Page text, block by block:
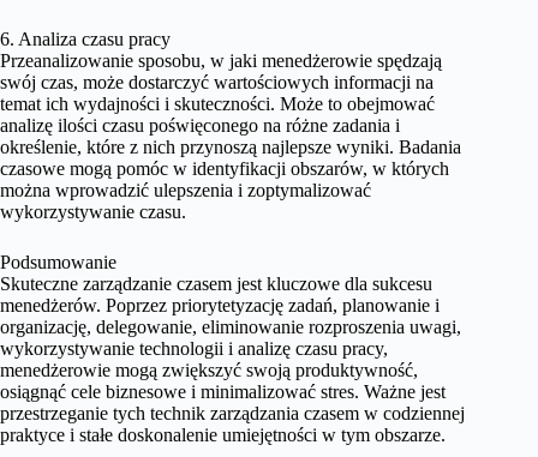
6. Analiza czasu pracy
Przeanalizowanie sposobu, w jaki menedżerowie spędzają
swój czas, może dostarczyć wartościowych informacji na
temat ich wydajności i skuteczności. Może to obejmować
analizę ilości czasu poświęconego na różne zadania i
określenie, które z nich przynoszą najlepsze wyniki. Badania
czasowe mogą pomóc w identyfikacji obszarów, w których
można wprowadzić ulepszenia i zoptymalizować
wykorzystywanie czasu.
Podsumowanie
Skuteczne zarządzanie czasem jest kluczowe dla sukcesu
menedżerów. Poprzez priorytetyzację zadań, planowanie i
organizację, delegowanie, eliminowanie rozproszenia uwagi,
wykorzystywanie technologii i analizę czasu pracy,
menedżerowie mogą zwiększyć swoją produktywność,
osiągnąć cele biznesowe i minimalizować stres. Ważne jest
przestrzeganie tych technik zarządzania czasem w codziennej
praktyce i stałe doskonalenie umiejętności w tym obszarze.